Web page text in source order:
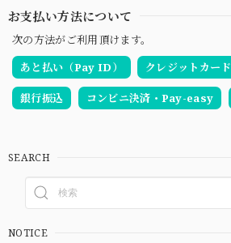
お支払い方法について
次の方法がご利用頂けます。
あと払い（Pay ID）
クレジットカード
銀行振込 コンビニ決済・Pay-easy
SEARCH
NOTICE